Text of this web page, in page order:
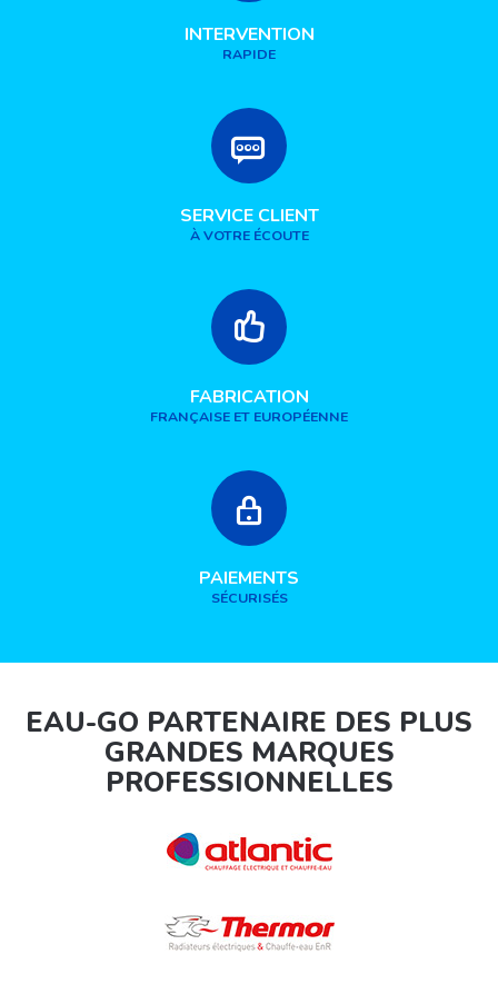
INTERVENTION
RAPIDE
SERVICE CLIENT
À VOTRE ÉCOUTE
FABRICATION
FRANÇAISE ET EUROPÉENNE
PAIEMENTS
SÉCURISÉS
EAU-GO PARTENAIRE DES PLUS
GRANDES MARQUES
PROFESSIONNELLES